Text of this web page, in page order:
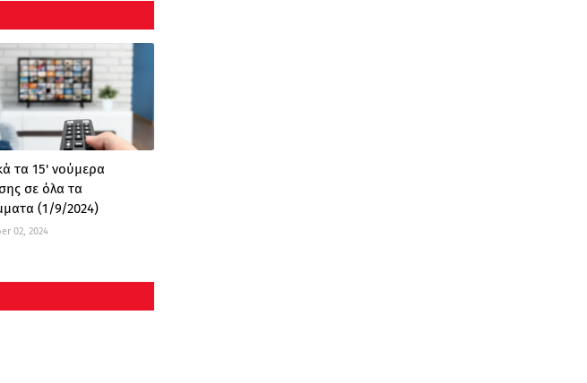
τα 15' νούμερα
σε όλα τα
(1/9/2024)
02, 2024